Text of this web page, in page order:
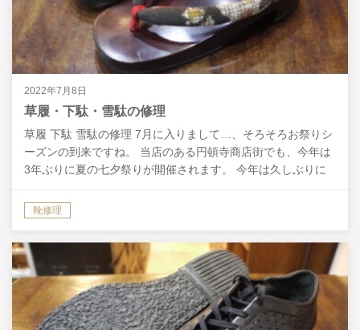
2022年7月8日
草履・下駄・雪駄の修理
草履 下駄 雪駄の修理 7月に入りまして…、そろそろお祭りシ
ーズンの到来ですね。 当店のある円頓寺商店街でも、今年は
3年ぶりに夏の七夕祭りが開催されます。 今年は久しぶりに
靴修理